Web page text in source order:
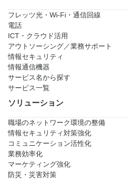
フレッツ光・Wi-Fi・通信回線
電話
ICT・クラウド活用
アウトソーシング／業務サポート
情報セキュリティ
情報通信機器
サービス名から探す
サービス一覧
ソリューション
職場のネットワーク環境の整備
情報セキュリティ対策強化
コミュニケーション活性化
業務効率化
マーケティング強化
防災・災害対策